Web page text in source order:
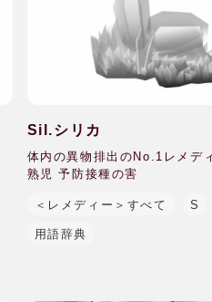
Sil.シリカ
体内の異物排出のNo.1レメデ
熟児 予防接種の害
＜レメディー＞すべて S
用語辞典